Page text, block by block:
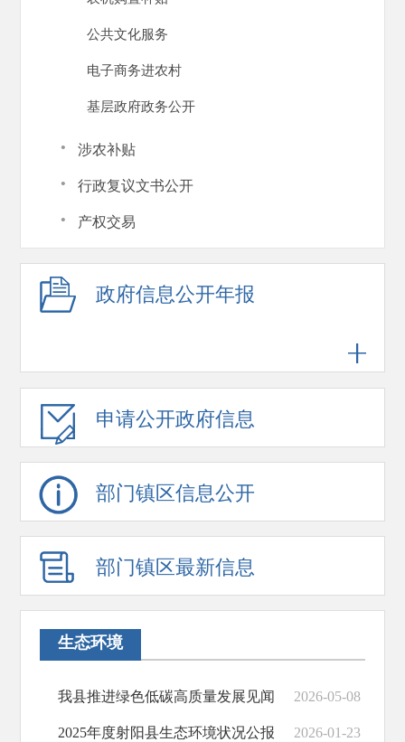
公共文化服务
电子商务进农村
基层政府政务公开
· 涉农补贴
· 行政复议文书公开
· 产权交易
政府信息公开年报
申请公开政府信息
部门镇区信息公开
部门镇区最新信息
生态环境
我县推进绿色低碳高质量发展见闻 2026-05-08
2025年度射阳县生态环境状况公报 2026-01-23